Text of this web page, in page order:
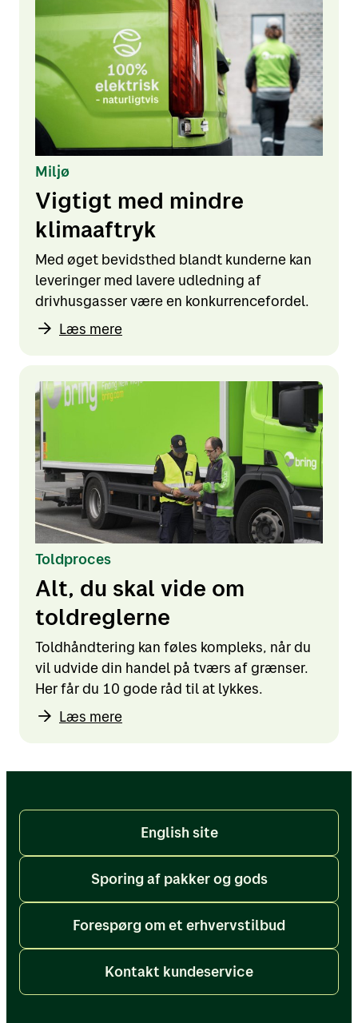
Miljø
Vigtigt med mindre
klimaaftryk
Med øget bevidsthed blandt kunderne kan
leveringer med lavere udledning af
drivhusgasser være en konkurrencefordel.
Læs mere
Toldproces
Alt, du skal vide om
toldreglerne
Toldhåndtering kan føles kompleks, når du
vil udvide din handel på tværs af grænser.
Her får du 10 gode råd til at lykkes.
Læs mere
English site
Sporing af pakker og gods
Forespørg om et erhvervstilbud
Kontakt kundeservice